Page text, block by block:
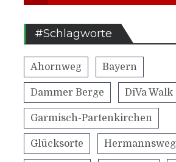
#Schlagworte
Ahornweg Bayern
Dammer Berge DiVa Walk
Garmisch-Partenkirchen
Glücksorte Hermannsweg